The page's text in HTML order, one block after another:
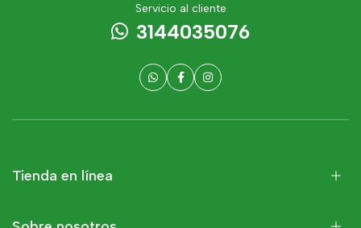
Servicio al cliente
3144035076
Tienda en línea